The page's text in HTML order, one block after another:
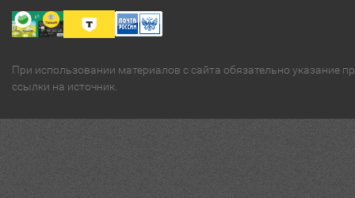
При использовании материалов с сайта обязательно указание
ссылки на источник.